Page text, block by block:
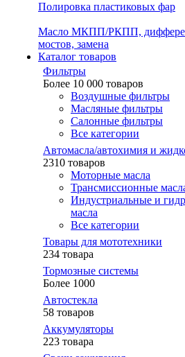
Полировка пластиковых фар
Масло МКПП/РКПП,
мостов, замена
Каталог товаров
Фильтры
Более 10 000 товаров
Воздушные фильтры
Масляные фильтры
Салонные фильтры
Все категории
Автомасла/автохимия и
2310 товаров
Моторные масла
Трансмиссионные
Индустриальные и
масла
Все категории
Товары для мототехники
234 товара
Тормозные системы
Более 1000
Автостекла
58 товаров
Аккумуляторы
223 товара